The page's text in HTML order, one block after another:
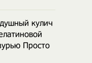
кулич
Просто